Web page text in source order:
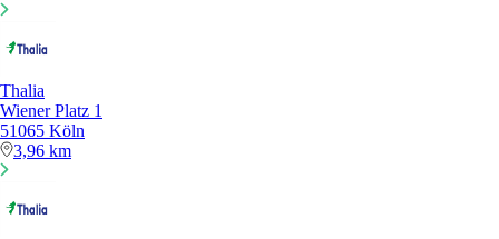
Thalia
Wiener Platz 1
51065 Köln
3,96 km